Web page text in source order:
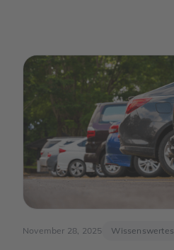
mehr „Was ist wirklich möglich?“.
November 28, 2025 Wissenswertes